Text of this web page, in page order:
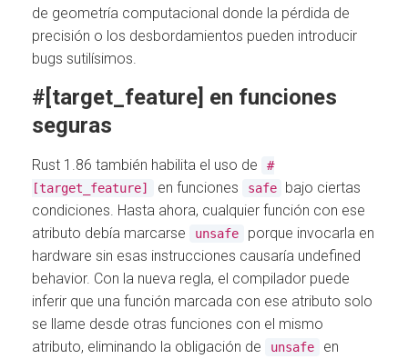
de geometría computacional donde la pérdida de
precisión o los desbordamientos pueden introducir
bugs sutilísimos.
#[target_feature] en funciones
seguras
Rust 1.86 también habilita el uso de
#
[target_feature]
en funciones safe
bajo ciertas
condiciones. Hasta ahora, cualquier función con ese
atributo debía marcarse
unsafe
porque invocarla en
hardware sin esas instrucciones causaría undefined
behavior. Con la nueva regla, el compilador puede
inferir que una función marcada con ese atributo solo
se llame desde otras funciones con el mismo
atributo, eliminando la obligación de
unsafe
en